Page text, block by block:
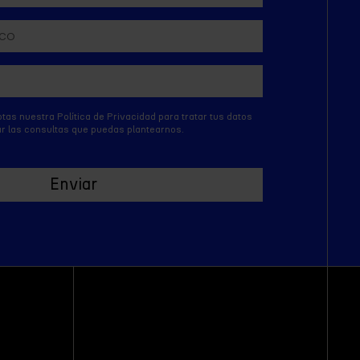
nuestra Política de Privacidad para tratar tus datos
las consultas que puedas plantearnos.
Enviar